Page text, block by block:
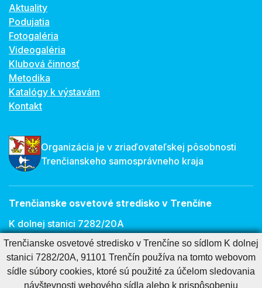
Aktuality
Podujatia
Fotogaléria
Videogaléria
Klubová činnosť
Metodika
Katalógy k výstavám
Kontakt
Organizácia je v zriaďovateľskej pôsobnosti
Trenčianskeho samosprávneho kraja
Trenčianske osvetové stredisko v Trenčíne
K dolnej stanici 7282/20A
911 01 Trenčín
E-mail:
osveta@tnos.sk
Trenčianske osvetové stredisko v Trenčíne so sídlom K dolnej
stanici 7282/20A, 91101 Trenčín používa na tomto webovom
sídle súbory cookies, ktoré sú použité za účelom sledovania
návštevnosti webového sídla alebo k prispôsobeniu